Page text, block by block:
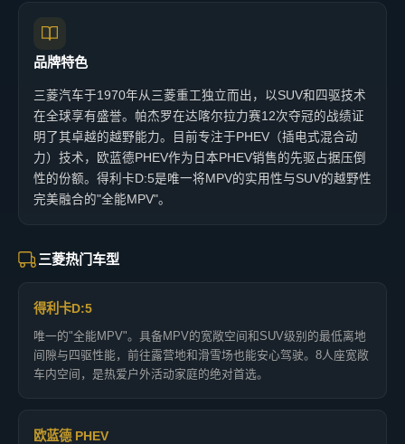
品牌特色
三菱汽车于1970年从三菱重工独立而出，以SUV和四驱技术
在全球享有盛誉。帕杰罗在达喀尔拉力赛12次夺冠的战绩证
明了其卓越的越野能力。目前专注于PHEV（插电式混合动
力）技术，欧蓝德PHEV作为日本PHEV销售的先驱占据压倒
性的份额。得利卡D:5是唯一将MPV的实用性与SUV的越野性
完美融合的"全能MPV"。
三菱热门车型
得利卡D:5
唯一的"全能MPV"。具备MPV的宽敞空间和SUV级别的最低离地
间隙与四驱性能，前往露营地和滑雪场也能安心驾驶。8人座宽敞
车内空间，是热爱户外活动家庭的绝对首选。
欧蓝德 PHEV